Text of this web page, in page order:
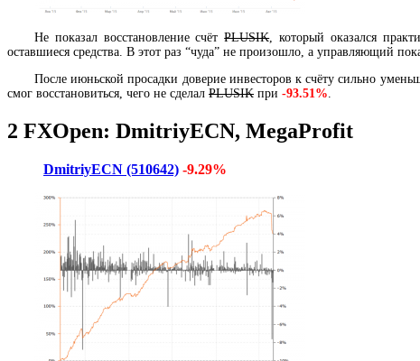
Не показал восстановление счётPLUSIK, который оказался
оставшиеся средства. В этот раз “чуда” не произошло, а управляющий
После июньской просадки доверие инвесторов к счёту сильно
смог восстановиться, чего не сделал PLUSIK при -93.51%.
2 FXOpen: DmitriyECN, MegaProfit
DmitriyECN (510642) -9.29%